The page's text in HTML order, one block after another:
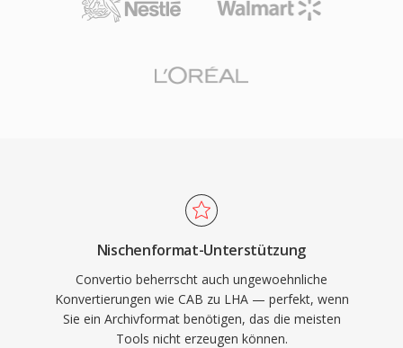
Nischenformat-Unterstützung
Convertio beherrscht auch ungewoehnliche
Konvertierungen wie CAB zu LHA — perfekt, wenn
Sie ein Archivformat benötigen, das die meisten
Tools nicht erzeugen können.